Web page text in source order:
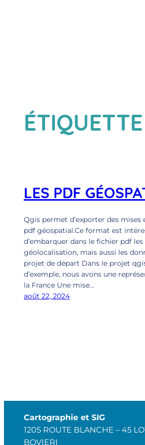
LES PDF
Qgis permet d’exporter des mises
pdf géospatial.Ce format est
d’embarquer dans le fichier pdf
géolocalisation, mais aussi les
projet de départ Dans le projet
d’exemple, nous avons une
la France Une mise…
août 22, 2024
Cartographie et SIG
1205 ROUTE BLANCHE – 45
BOVIERI